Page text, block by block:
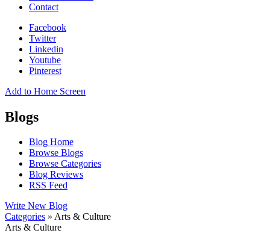
Contact
Facebook
Twitter
Linkedin
Youtube
Pinterest
Add to Home Screen
Blogs
Blog Home
Browse Blogs
Browse Categories
Blog Reviews
RSS Feed
Write New Blog
Categories » Arts & Culture
Arts & Culture